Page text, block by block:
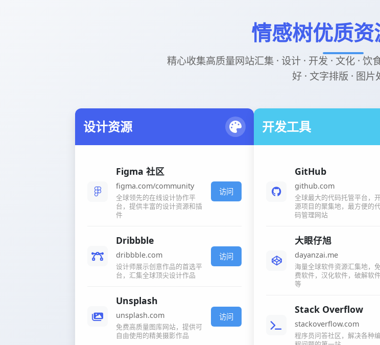
情感树优质
精心收集高质量网站汇集 · 设计 · 开发 · 文化 · 饮
好 · 文字排版 · 图片
设计资源
Figma 社区
figma.com/community
全球领先的在线设计协作平
台，提供丰富的设计资源和插
件
访问
Dribbble
dribbble.com
设计师展示创意作品的首选平
台，汇集全球顶尖设计作品
访问
Unsplash
unsplash.com
免费高质量图库网站，提供可
自由使用的精美摄影作品
访问
开发工具
GitHub
github.com
全球最大的代码托管平台，开
源项目的聚集地，最方便的
码管理网站
大眼仔旭
dayanzai.me
海量全球软件资源汇集地，免
费软件，汉化软件，破解软件
等
Stack Overflow
stackoverflow.com
程序员问答社区，解决各种编